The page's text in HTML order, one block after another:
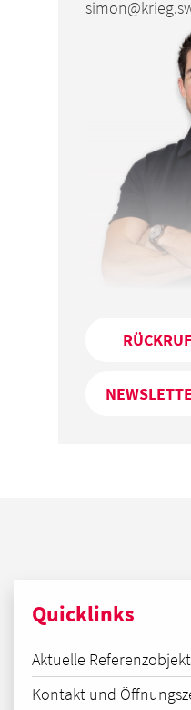
Quicklinks
Aktuelle
Kontakt und